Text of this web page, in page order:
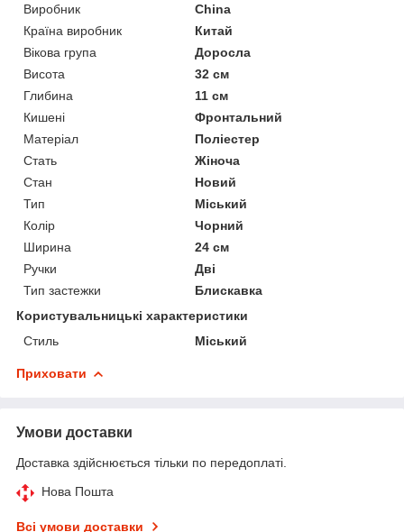
Виробник
China
Країна виробник
Китай
Вікова група
Доросла
Висота
32 см
Глибина
11 см
Кишені
Фронтальний
Матеріал
Поліестер
Стать
Жіноча
Стан
Новий
Тип
Міський
Колір
Чорний
Ширина
24 см
Ручки
Дві
Тип застежки
Блискавка
Користувальницькі характеристики
Стиль
Міський
Приховати
Умови доставки
Доставка здійснюється тільки по передоплаті.
Нова Пошта
Всі умови доставки